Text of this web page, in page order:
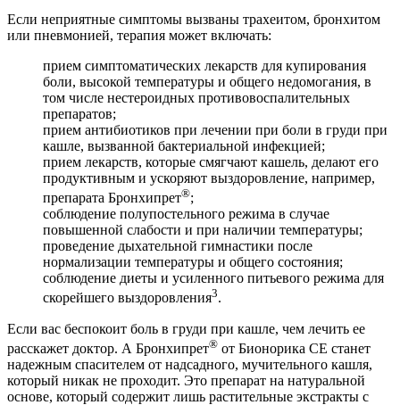
Если неприятные симптомы вызваны трахеитом, бронхитом
или пневмонией, терапия может включать:
прием симптоматических лекарств для купирования
боли, высокой температуры и общего недомогания, в
том числе нестероидных противовоспалительных
препаратов;
прием антибиотиков при лечении при боли в груди при
кашле, вызванной бактериальной инфекцией;
прием лекарств, которые смягчают кашель, делают его
продуктивным и ускоряют выздоровление, например,
препарата Бронхипрет®;
соблюдение полупостельного режима в случае
повышенной слабости и при наличии температуры;
проведение дыхательной гимнастики после
нормализации температуры и общего состояния;
соблюдение диеты и усиленного питьевого режима для
скорейшего выздоровления3.
Если вас беспокоит боль в груди при кашле, чем лечить ее
расскажет доктор. А Бронхипрет® от Бионорика СЕ станет
надежным спасителем от надсадного, мучительного кашля,
который никак не проходит. Это препарат на натуральной
основе, который содержит лишь растительные экстракты с